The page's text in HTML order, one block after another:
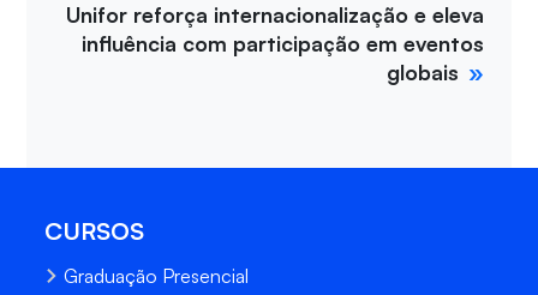
Unifor reforça internacionalização e eleva
influência com participação em eventos
globais
CURSOS
Graduação Presencial